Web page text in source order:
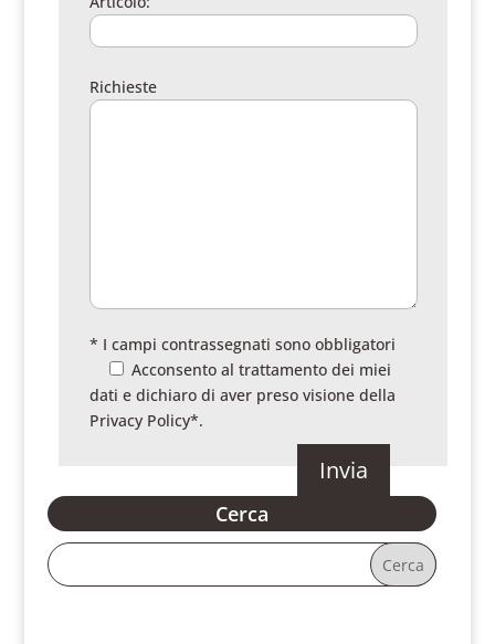
Richieste
* I campi contrassegnati sono obbligatori
Acconsento al trattamento dei miei
dati e dichiaro di aver preso visione della
Privacy Policy*.
Cerca